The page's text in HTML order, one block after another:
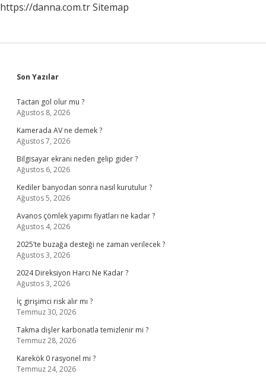
https://danna.com.trSitemap
Sidebar
Son Yazılar
Tactan gol olur mu ?
Ağustos 8, 2026
Kamerada AV ne demek ?
Ağustos 7, 2026
Bilgisayar ekranı neden gelip gider ?
Ağustos 6, 2026
Kediler banyodan sonra nasıl kurutulur ?
Ağustos 5, 2026
Avanos çömlek yapımı fiyatları ne kadar ?
Ağustos 4, 2026
2025’te buzağa desteği ne zaman verilecek ?
Ağustos 3, 2026
2024 Direksiyon Harcı Ne Kadar ?
Ağustos 3, 2026
İç girişimci risk alır mı ?
Temmuz 30, 2026
Takma dişler karbonatla temizlenir mi ?
Temmuz 28, 2026
Karekök 0 rasyonel mi ?
Temmuz 24, 2026